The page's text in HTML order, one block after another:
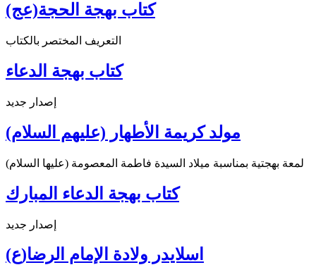
كتاب بهجة الحجة(عج)
التعريف المختصر بالكتاب
كتاب بهجة الدعاء
إصدار جديد
مولد كريمة الأطهار (عليهم السلام)
لمعة بهجتية بمناسبة ميلاد السيدة فاطمة المعصومة (عليها السلام)
كتاب بهجة الدعاء المبارك
إصدار جديد
اسلايدر ولادة الإمام الرضا(ع)